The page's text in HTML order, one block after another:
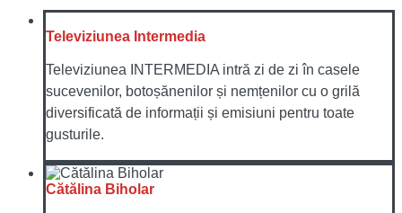
Televiziunea Intermedia
Televiziunea INTERMEDIA intră zi de zi în casele
sucevenilor, botoșănenilor și nemțenilor cu o grilă
diversificată de informații și emisiuni pentru toate
gusturile.
Cătălina Biholar